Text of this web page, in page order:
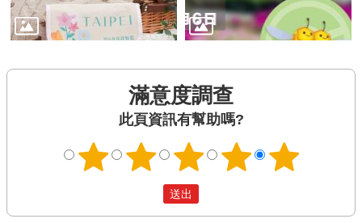
滿意度調查
此頁資訊有幫助嗎?